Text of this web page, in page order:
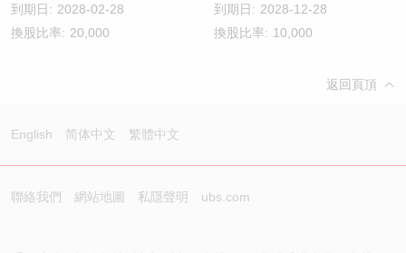
到期日: 2028-02-28
換股比率: 20,000
到期日: 2028-12-28
換股比率: 10,000
返回頁頂
English 简体中文 繁體中文
聯絡我們 網站地圖 私隱聲明 ubs.com